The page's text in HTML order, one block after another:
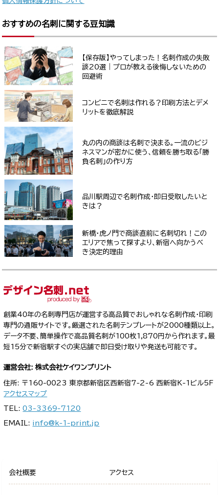
おすすめの名刺に関する豆知識
【保存版】やってしまった！名刺作成の失敗
談20選｜プロが教える後悔しないための
回避術
コンビニで名刺は作れる？印刷方法とデメ
リットを徹底解説
丸の内の商談は名刺で決まる。一流のビジ
ネスマンが密かに使う、信頼を勝ち取る「勝
負名刺」の作り方
品川駅周辺で名刺作成・即日受取したいと
きは？
新橋・虎ノ門で商談直前に名刺切れ！この
エリアで焦って探すより、新宿へ向かうべ
き決定的理由
創業40年の名刺専門店が運営する高品質でおしゃれな名刺作成・印刷
専門の通販サイトです。厳選された名刺テンプレートが2000種類以上。
データ不要、簡単操作で高品質名刺が100枚1,870円から作れます。最
短15分で新宿駅すぐの実店舗で即日受け取りや発送も可能です。
運営会社: 株式会社ケイワンプリント
住所: 〒160-0023 東京都新宿区西新宿7-2-6 西新宿K-1ビル5F
アクセスマップ
TEL:03-3369-7120
EMAIL: info@k-1-print.jp
会社概要 アクセス